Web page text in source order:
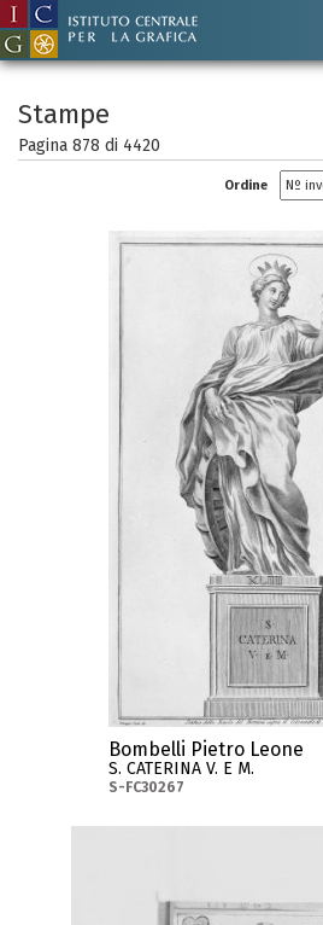
Stampe
Pagina 878 di 4420
Ordine
Bombelli Pietro Leone
S. CATERINA V. E M.
S-FC30267